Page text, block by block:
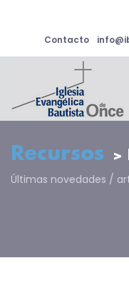
Contacto
Recursos >
Últimas novedades /